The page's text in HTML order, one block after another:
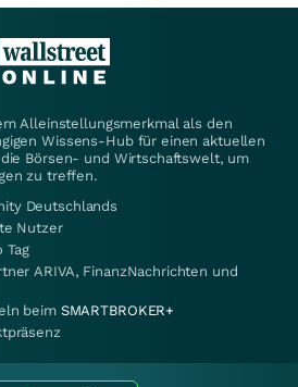
Alleinstellungsmerkmal als den
Wissens-Hub für einen aktuellen
Börsen- und Wirtschaftswelt, um
zu treffen.
Deutschlands
Nutzer
Tag
ARIVA, FinanzNachrichten und
beim SMARTBROKER+